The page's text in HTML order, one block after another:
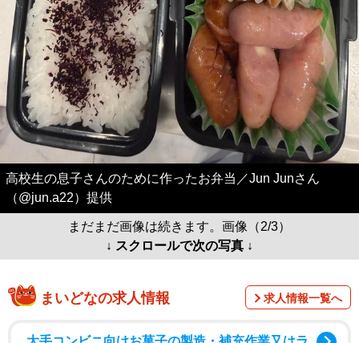
高校生の息子さんのために作ったお弁当／Jun Junさん
（@jun.a22）提供
まだまだ画像は続きます。画像（2/3）
↓ スクロールで次の写真 ↓
まいどなの求人情報 求人情報一覧へ